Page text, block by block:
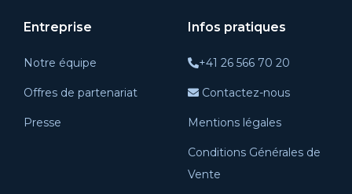
Entreprise
Notre équipe
Offres de partenariat
Presse
Infos pratiques
+41 26 566 70 20
Contactez-nous
Mentions légales
Conditions Générales de
Vente